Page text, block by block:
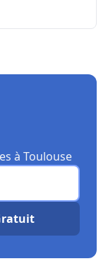
à Toulouse